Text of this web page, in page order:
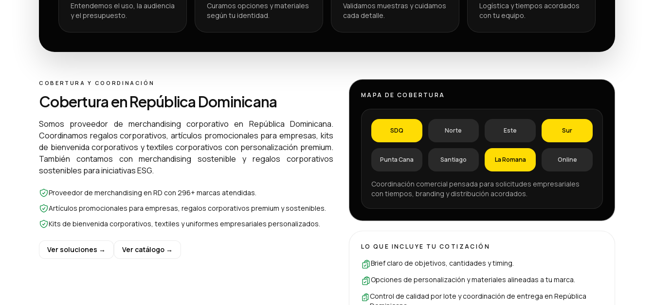
Entendemos el uso, la audiencia
y el presupuesto.
Curamos opciones y materiales
según tu identidad.
Validamos muestras y cuidamos
cada detalle.
Logística y tiempos acordados
con tu equipo.
COBERTURA Y COORDINACIÓN
Cobertura en República Dominicana
Somos proveedor de merchandising corporativo en República Dominicana.
Coordinamos regalos corporativos, artículos promocionales para empresas, kits
de bienvenida corporativos y textiles corporativos con personalización premium.
También contamos con merchandising sostenible y regalos corporativos
sostenibles para iniciativas ESG.
Proveedor de merchandising en RD con 296+ marcas atendidas.
Artículos promocionales para empresas, regalos corporativos premium y sostenibles.
Kits de bienvenida corporativos, textiles y uniformes empresariales personalizados.
Ver soluciones → Ver catálogo →
MAPA DE COBERTURA
SDQ Norte Este Sur
Punta Cana Santiago La Romana Online
Coordinación comercial pensada para solicitudes empresariales
con tiempos, branding y distribución acordados.
LO QUE INCLUYE TU COTIZACIÓN
Brief claro de objetivos, cantidades y timing.
Opciones de personalización y materiales alineadas a tu marca.
Control de calidad por lote y coordinación de entrega en República